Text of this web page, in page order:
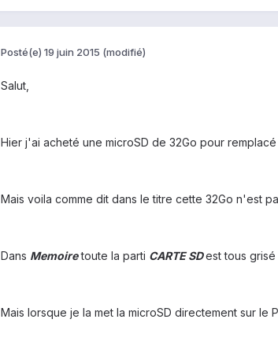
Posté(e) 19 juin 2015 (modifié)
Salut,
Hier j'ai acheté une microSD de 32Go pour
Mais voila comme dit dans le titre cette 32Go n'est
Dans Memoiretoute la parti CARTE SDest tous grisé
Mais lorsque je la met la microSD directement sur le